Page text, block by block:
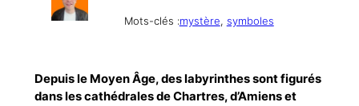
Mots-clés :mystère, symboles
Depuis le Moyen Âge, des labyrinthes sont figurés
dans les cathédrales de Chartres, d’Amiens et